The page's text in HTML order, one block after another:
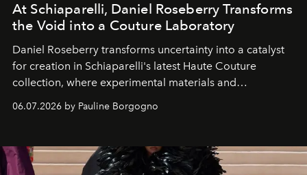
At Schiaparelli, Daniel Roseberry Transforms
the Void into a Couture Laboratory
Daniel Roseberry transforms uncertainty into a catalyst
for creation in Schiaparelli's latest Haute Couture
collection, where experimental materials and
exceptional craftsmanship forge a new territory between
fashion, sculpture, and art.
06.07.2026 by Pauline Borgogno